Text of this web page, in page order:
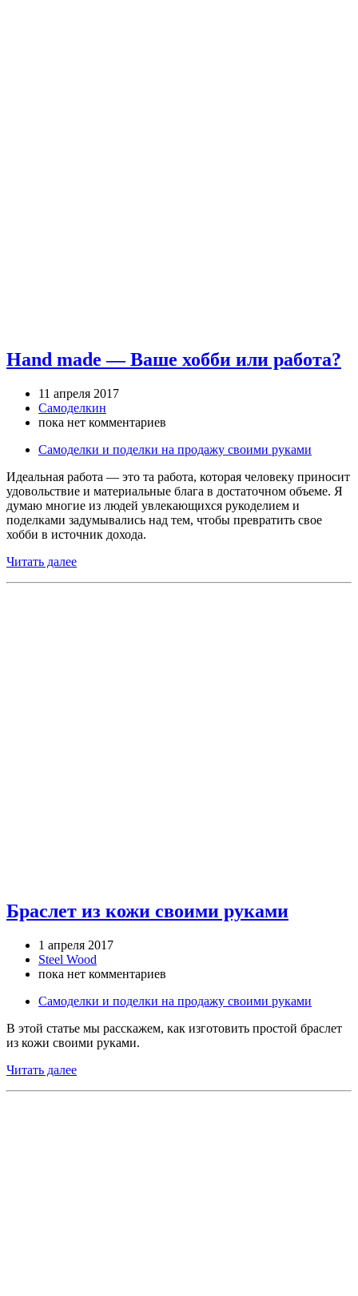
Hand made — Ваше хобби или работа?
11 апреля 2017
Самоделкин
пока нет комментариев
Самоделки и поделки на продажу своими руками
Идеальная работа — это та работа, которая человеку приносит
удовольствие и материальные блага в достаточном объеме. Я
думаю многие из людей увлекающихся рукоделием и
поделками задумывались над тем, чтобы превратить свое
хобби в источник дохода.
Читать далее
Браслет из кожи своими руками
1 апреля 2017
Steel Wood
пока нет комментариев
Самоделки и поделки на продажу своими руками
В этой статье мы расскажем, как изготовить простой браслет
из кожи своими руками.
Читать далее